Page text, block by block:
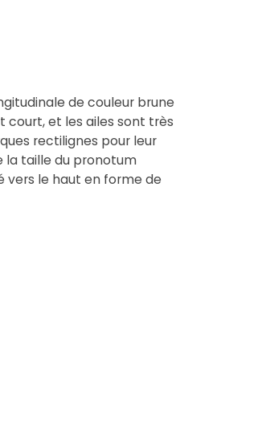
de couleur brune
court, et les ailes sont très
rectilignes pour leur
la taille du pronotum
le haut en forme de